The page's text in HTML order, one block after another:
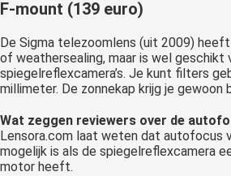
F-mount (139 euro)
De Sigma telezoomlens (uit 2009)
of weathersealing, maar is wel geschikt
spiegelreflexcamera’s. Je kunt filters
millimeter. De zonnekap krijg je gewoon
Wat zeggen reviewers over de
Lensora.com laat weten dat autofocus
mogelijk is als de spiegelreflexcamera
motor heeft.